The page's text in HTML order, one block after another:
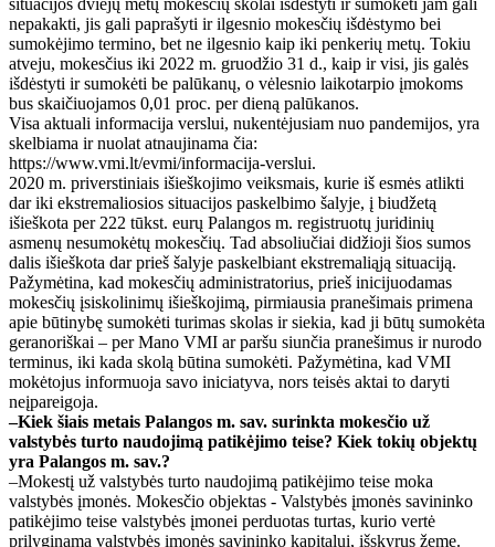
nepakakti, jis gali paprašyti ir ilgesnio mokesčių išdėstymo bei
sumokėjimo termino, bet ne ilgesnio kaip iki penkerių metų. Tokiu
atveju, mokesčius iki 2022 m. gruodžio 31 d., kaip ir visi, jis galės
išdėstyti ir sumokėti be palūkanų, o vėlesnio laikotarpio įmokoms
bus skaičiuojamos 0,01 proc. per dieną palūkanos.
Visa aktuali informacija verslui, nukentėjusiam nuo pandemijos, yra
skelbiama ir nuolat atnaujinama čia:
https://www.vmi.lt/evmi/informacija-verslui.
2020 m. priverstiniais išieškojimo veiksmais, kurie iš esmės atlikti
dar iki ekstremaliosios situacijos paskelbimo šalyje, į biudžetą
išieškota per 222 tūkst. eurų Palangos m. registruotų juridinių
asmenų nesumokėtų mokesčių. Tad absoliučiai didžioji šios sumos
dalis išieškota dar prieš šalyje paskelbiant ekstremaliąją situaciją.
Pažymėtina, kad mokesčių administratorius, prieš inicijuodamas
mokesčių įsiskolinimų išieškojimą, pirmiausia pranešimais primena
apie būtinybę sumokėti turimas skolas ir siekia, kad ji būtų sumokėta
geranoriškai – per Mano VMI ar paršu siunčia pranešimus ir nurodo
terminus, iki kada skolą būtina sumokėti. Pažymėtina, kad VMI
mokėtojus informuoja savo iniciatyva, nors teisės aktai to daryti
neįpareigoja.
–Kiek šiais metais Palangos m. sav. surinkta mokesčio už
valstybės turto naudojimą patikėjimo teise? Kiek tokių objektų
yra Palangos m. sav.?
–Mokestį už valstybės turto naudojimą patikėjimo teise moka
valstybės įmonės. Mokesčio objektas - Valstybės įmonės savininko
patikėjimo teise valstybės įmonei perduotas turtas, kurio vertė
prilyginama valstybės įmonės savininko kapitalui, išskyrus žemę.